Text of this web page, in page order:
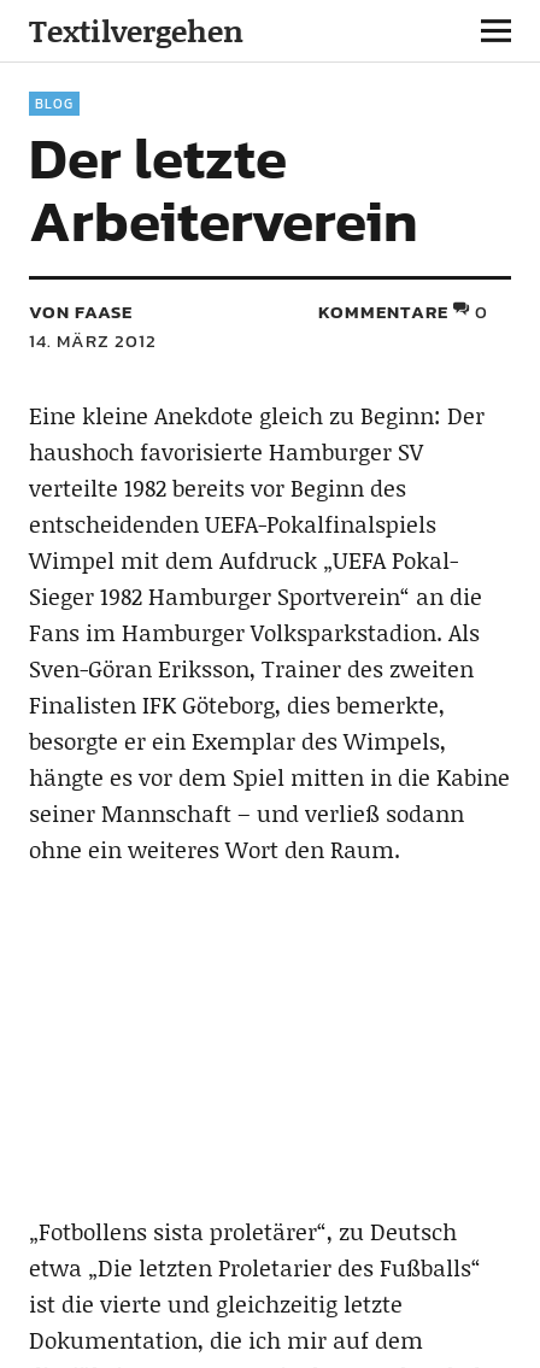
Textilvergehen
BLOG
Der letzte
Arbeiterverein
VON FAASE
14. MÄRZ 2012
KOMMENTARE 0
Eine kleine Anekdote gleich zu Beginn: Der
haushoch favorisierte Hamburger SV
verteilte 1982 bereits vor Beginn des
entscheidenden UEFA-Pokalfinalspiels
Wimpel mit dem Aufdruck „UEFA Pokal-
Sieger 1982 Hamburger Sportverein“ an die
Fans im Hamburger Volksparkstadion. Als
Sven-Göran Eriksson, Trainer des zweiten
Finalisten IFK Göteborg, dies bemerkte,
besorgte er ein Exemplar des Wimpels,
hängte es vor dem Spiel mitten in die Kabine
seiner Mannschaft – und verließ sodann
ohne ein weiteres Wort den Raum.
„Fotbollens sista proletärer“, zu Deutsch
etwa „Die letzten Proletarier des Fußballs“
ist die vierte und gleichzeitig letzte
Dokumentation, die ich mir auf dem